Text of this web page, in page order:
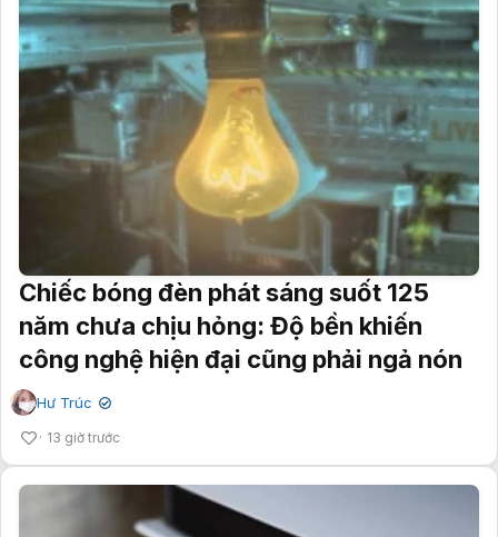
Chiếc bóng đèn phát sáng suốt 125
năm chưa chịu hỏng: Độ bền khiến
công nghệ hiện đại cũng phải ngả nón
Hư Trúc ✔
13 giờ trước